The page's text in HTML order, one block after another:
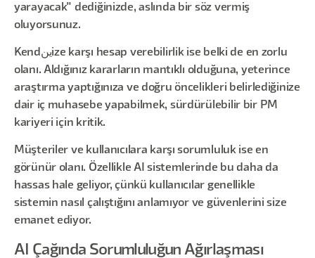
yarayacak" dediğinizde, aslında bir söz vermiş
oluyorsunuz.
Kendينize karşı hesap verebilirlik ise belki de en zorlu
olanı. Aldığınız kararların mantıklı olduğuna, yeterince
araştırma yaptığınıza ve doğru öncelikleri belirlediğinize
dair iç muhasebe yapabilmek, sürdürülebilir bir PM
kariyeri için kritik.
Müşteriler ve kullanıcılara karşı sorumluluk ise en
görünür olanı. Özellikle AI sistemlerinde bu daha da
hassas hale geliyor, çünkü kullanıcılar genellikle
sistemin nasıl çalıştığını anlamıyor ve güvenlerini size
emanet ediyor.
AI Çağında Sorumluluğun Ağırlaşması